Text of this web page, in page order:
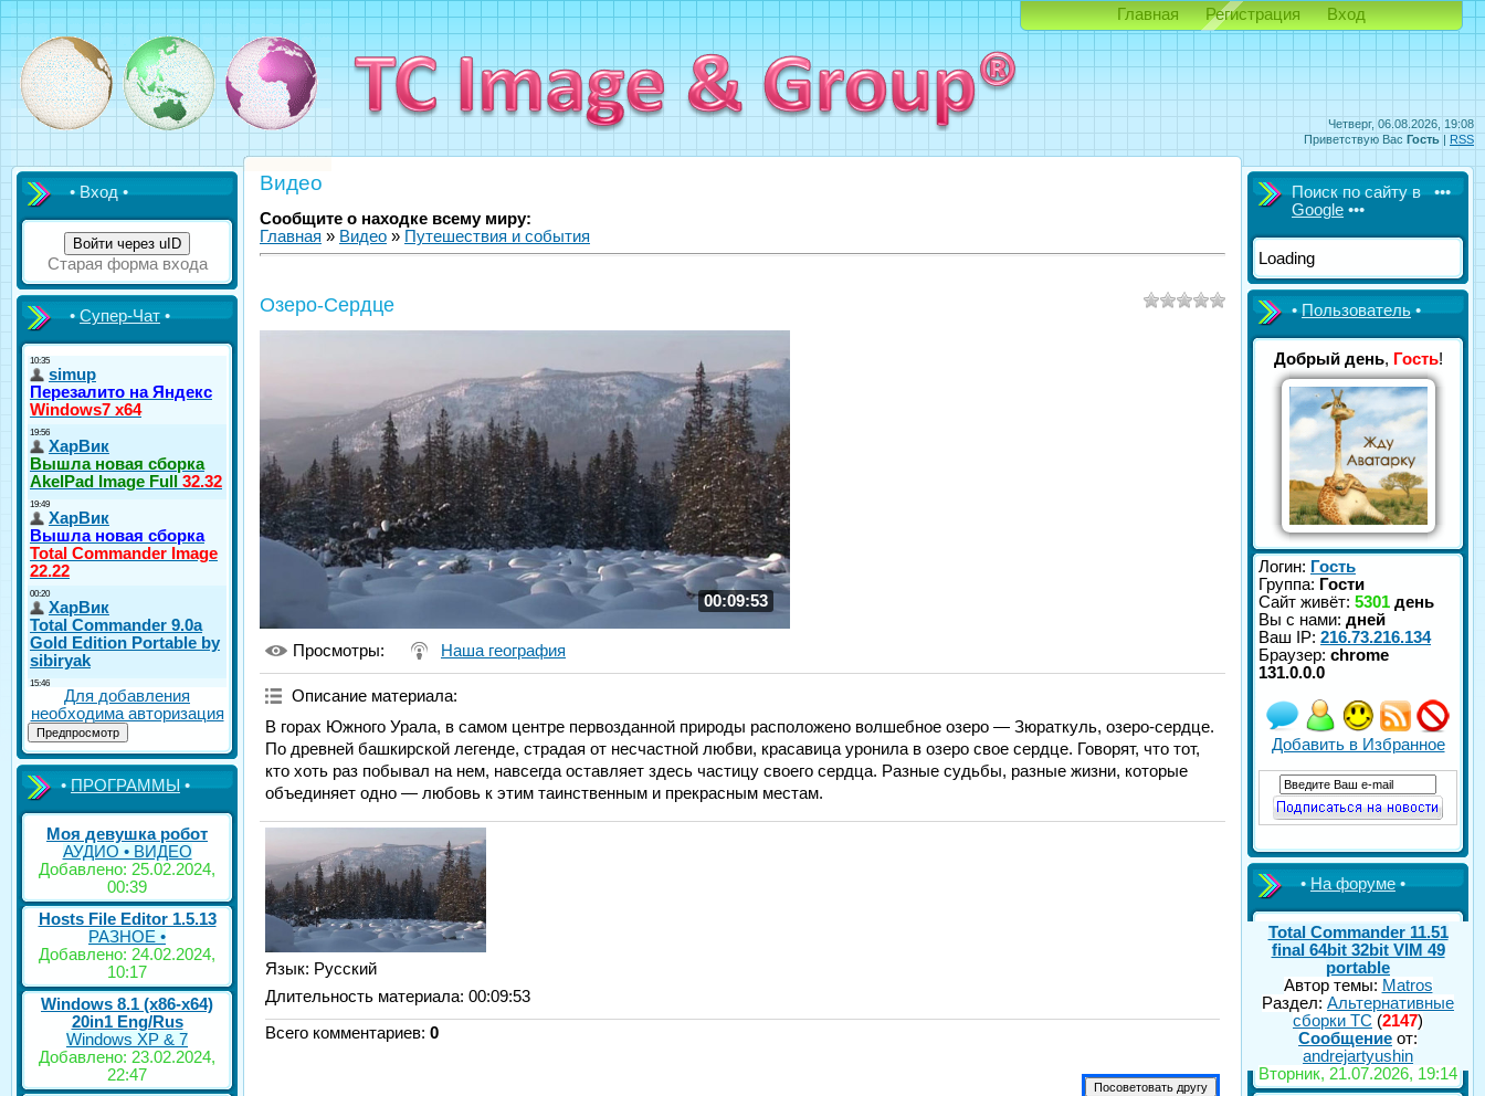
Четверг, 06.08.2026, 19:08
Приветствую Вас Гость | RSS
Главная Регистрация Вход
• Вход •
Войти через uID
Старая форма входа
•Супер-Чат•
Для добавления
необходима авторизация
•ПРОГРАММЫ•
Моя девушка робот
АУДИО • ВИДЕО
Добавлено: 25.02.2024,
00:39
Hosts File Editor 1.5.13
РАЗНОЕ •
Добавлено: 24.02.2024,
10:17
Windows 8.1 (x86-x64)
20in1 Eng/Rus
Windows XP & 7
Добавлено: 23.02.2024,
22:47
Видео
Сообщите о находке всему миру:
Главная » Видео » Путешествия и события
Озеро-Сердце
00:09:53
Просмотры: Наша география
Описание материала:
В горах Южного Урала, в самом центре первозданной природы расположено волшебное озеро — Зюраткуль, озеро-сердце.
По древней башкирской легенде, страдая от несчастной любви, красавица уронила в озеро свое сердце. Говорят, что тот,
кто хоть раз побывал на нем, навсегда оставляет здесь частицу своего сердца. Разные судьбы, разные жизни, которые
объединяет одно — любовь к этим таинственным и прекрасным местам.
Язык: Русский
Длительность материала: 00:09:53
Всего комментариев: 0
Поиск по сайту в •••
Google •••
Loading
•Пользователь•
Добрый день, Гость!
Логин: Гость
Группа: Гости
Сайт живёт: 5301 день
Вы с нами: дней
Ваш IP: 216.73.216.134
Браузер: chrome
131.0.0.0
Добавить в Избранное
•На форуме•
Total Commander 11.51
final 64bit 32bit VIM 49
portable
Автор темы: Matros
Раздел: Альтернативные
сборки ТС (2147)
Сообщение от:
andrejartyushin
Вторник, 21.07.2026, 19:14